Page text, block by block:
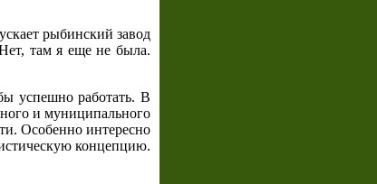
рыбинский завод
там я еще не была.
успешно работать. В
и муниципального
Особенно интересно
концепцию.